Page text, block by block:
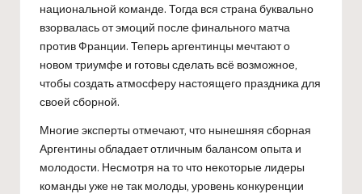
национальной команде. Тогда вся страна буквально
взорвалась от эмоций после финального матча
против Франции. Теперь аргентинцы мечтают о
новом триумфе и готовы сделать всё возможное,
чтобы создать атмосферу настоящего праздника для
своей сборной.
Многие эксперты отмечают, что нынешняя сборная
Аргентины обладает отличным балансом опыта и
молодости. Несмотря на то что некоторые лидеры
команды уже не так молоды, уровень конкуренции